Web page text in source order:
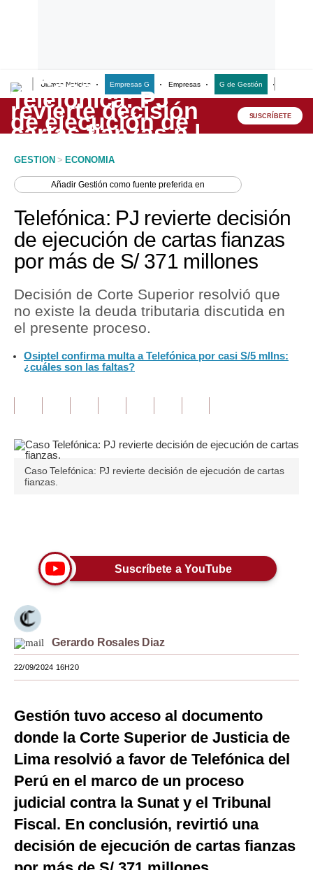
Últimas Noticias Empresas G Empresas G de Gestión
Lo último
Peru Quiosco
Economía
Mercados
Política
Tu Dinero
Finanzas Personales
Inmobiliarias
Opinión
Editorial
Tendencias
Moda
EEUU
México
España
Tecnología
SUSCRÍBETE
GESTION > ECONOMIA
AñadirGestión como fuente preferida en
Telefónica: PJ revierte decisión
de ejecución de cartas fianzas
por más de S/ 371 millones
Decisión de Corte Superior resolvió que
no existe la deuda tributaria discutida en
el presente proceso.
Osiptel confirma multa a Telefónica por casi S/5 mllns:
¿cuáles son las faltas?
Caso Telefónica: PJ revierte decisión de ejecución de cartas
fianzas.
Suscríbete a YouTube
Gerardo Rosales Diaz
22/09/2024 16H20
Gestión tuvo acceso al documento
donde la Corte Superior de Justicia de
Lima resolvió a favor de Telefónica del
Perú en el marco de un proceso
judicial contra la Sunat y el Tribunal
Fiscal. En conclusión, revirtió una
decisión de ejecución de cartas fianzas